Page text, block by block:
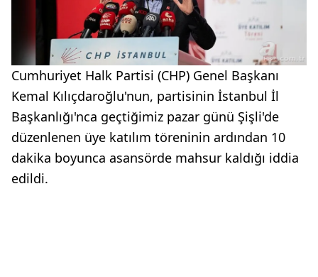
Cumhuriyet Halk Partisi (CHP) Genel Başkanı
Kemal Kılıçdaroğlu'nun, partisinin İstanbul İl
Başkanlığı'nca geçtiğimiz pazar günü Şişli'de
düzenlenen üye katılım töreninin ardından 10
dakika boyunca asansörde mahsur kaldığı iddia
edildi.